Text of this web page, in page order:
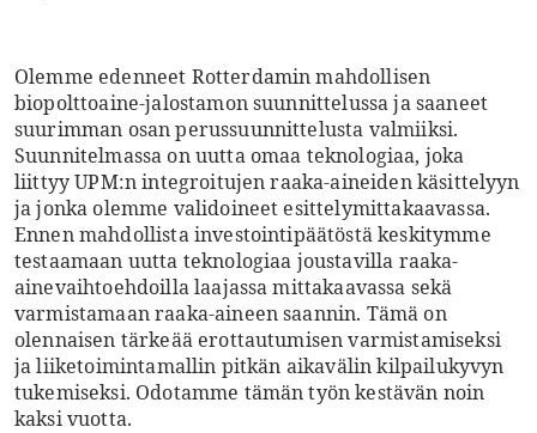
Olemme edenneet Rotterdamin mahdollisen
biopolttoaine-jalostamon suunnittelussa ja saaneet
suurimman osan perussuunnittelusta valmiiksi.
Suunnitelmassa on uutta omaa teknologiaa, joka
liittyy UPM:n integroitujen raaka-aineiden käsittelyyn
ja jonka olemme validoineet esittelymittakaavassa.
Ennen mahdollista investointipäätöstä keskitymme
testaamaan uutta teknologiaa joustavilla raaka-
ainevaihtoehdoilla laajassa mittakaavassa sekä
varmistamaan raaka-aineen saannin. Tämä on
olennaisen tärkeää erottautumisen varmistamiseksi
ja liiketoimintamallin pitkän aikavälin kilpailukyvyn
tukemiseksi. Odotamme tämän työn kestävän noin
kaksi vuotta.